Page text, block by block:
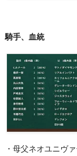
騎手、血統
・母父ネオユニヴ